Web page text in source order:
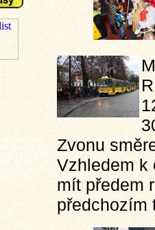
události a
provozu,
mnoho aktuálních
(nechybí ani
a další zajímavotsi
- Plzeň.
Zvonu
Vzhledem k
mít předem
předchozím